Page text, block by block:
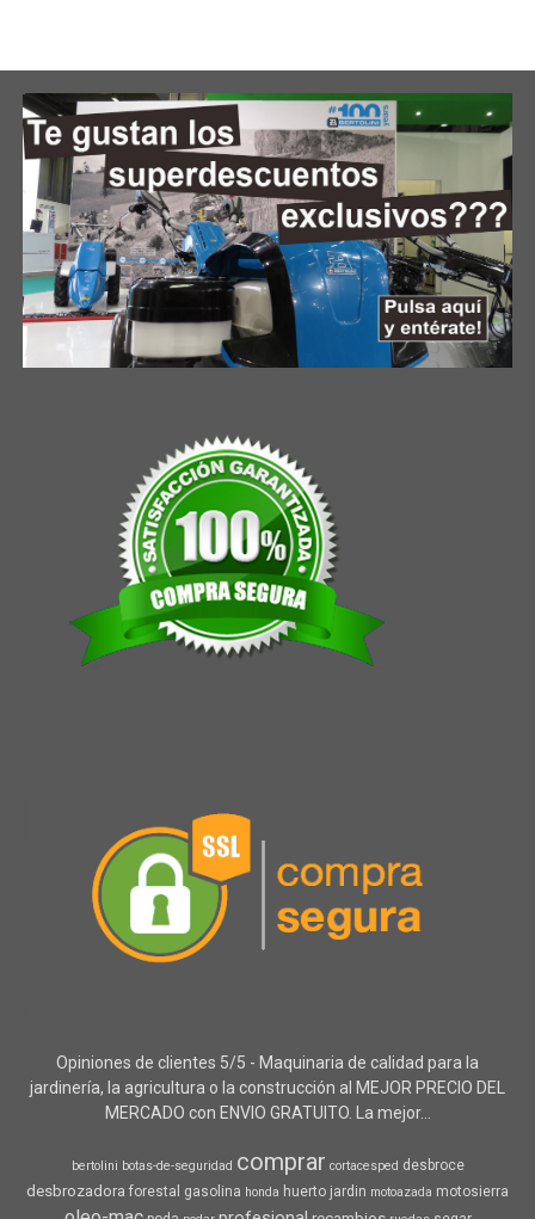
Opiniones de clientes 5/5 - Maquinaria de calidad para la
jardinería, la agricultura o la construcción al MEJOR PRECIO DEL
MERCADO con ENVIO GRATUITO. La mejor...
bertolini botas-de-seguridad comprar cortacesped desbroce
desbrozadora forestal gasolina honda huerto jardin motoazada motosierra